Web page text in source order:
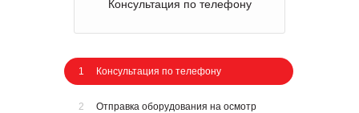
Консультация по телефону
1 Консультация по телефону
2 Отправка оборудования на осмотр